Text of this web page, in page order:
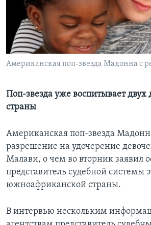
Learning English
СОЦИАЛЬНЫЕ СЕТИ
Языки
Американская поп-звезда Мадонна с
Поп-звезда уже воспитывает двух
страны
Американская поп-звезда
разрешение на удочерение
Малави, о чем во вторник заявил
представитель судебной системы
южноафриканской страны.
В интервью нескольким